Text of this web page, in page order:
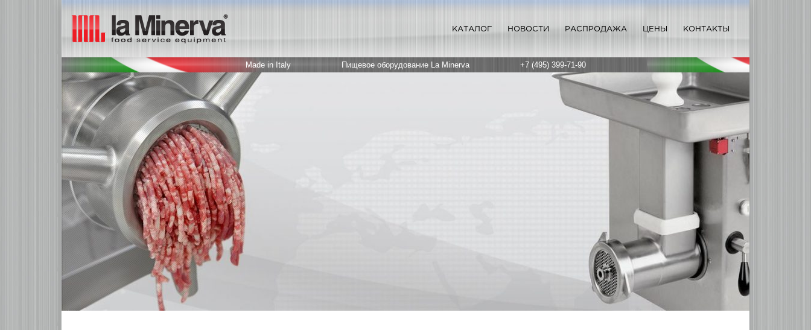
КАТАЛОГ НОВОСТИ РАСПРОДАЖА ЦЕНЫ КОНТАКТЫ
Made in Italy Пищевое оборудование La Minerva +7 (495) 399-71-90